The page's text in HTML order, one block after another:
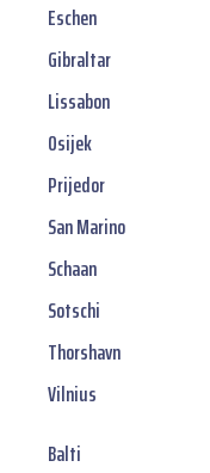
Eschen
Gibraltar
Lissabon
Osijek
Prijedor
San Marino
Schaan
Sotschi
Thorshavn
Vilnius
Balti